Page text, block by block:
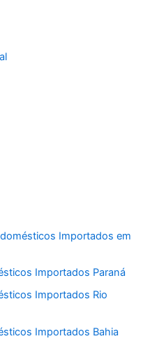
Importados em
Importados Paraná
Importados Rio
Importados Bahia